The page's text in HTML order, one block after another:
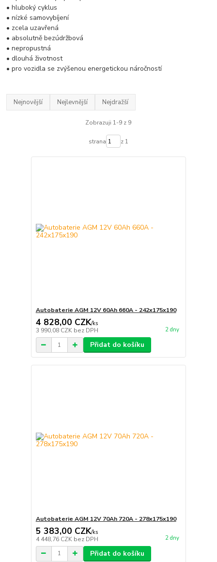
• hluboký cyklus
• nízké samovybíjení
• zcela uzavřená
• absolutně bezúdržbová
• nepropustná
• dlouhá životnost
• pro vozidla se zvýšenou energetickou náročností
Nejnovější Nejlevnější Nejdražší
Zobrazuji 1-9 z 9
strana z 1
Autobaterie AGM 12V 60Ah 660A - 242x175x190
4 828,00 CZK/ks
3 990,08 CZK bez DPH 2 dny
Přidat do košíku
Autobaterie AGM 12V 70Ah 720A - 278x175x190
5 383,00 CZK/ks
4 448,76 CZK bez DPH 2 dny
Přidat do košíku